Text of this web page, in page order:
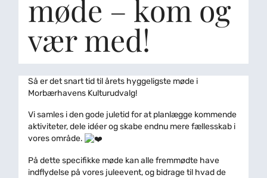
møde – kom og
vær med!
Så er det snart tid til årets hyggeligste møde i
Morbærhavens Kulturudvalg!
Vi samles i den gode juletid for at planlægge kommende
aktiviteter, dele idéer og skabe endnu mere fællesskab i
vores område.
På dette specifikke møde kan alle fremmødte have
indflydelse på vores juleevent, og bidrage til hvad de